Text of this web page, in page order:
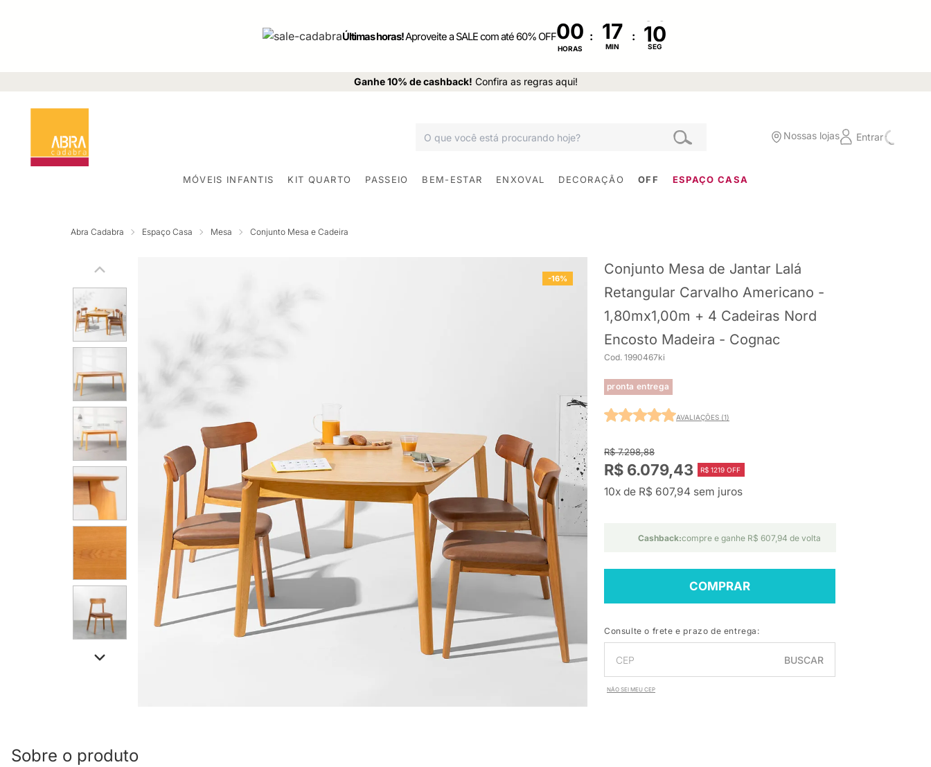
Últimas horas!Aproveite a SALE com até 60% OFF00
HORAS
:
MIN
:
SEG
Ganhe 10% de cashback! Confira as regras aqui!
Nossas lojas Entrar
MÓVEIS INFANTIS KIT QUARTO PASSEIO BEM-ESTAR ENXOVAL DECORAÇÃO OFF ESPAÇO CASA
Abra Cadabra Espaço Casa Mesa Conjunto Mesa e Cadeira
-16%
Conjunto Mesa de Jantar Lalá
Retangular Carvalho Americano -
1,80mx1,00m + 4 Cadeiras Nord
Encosto Madeira - Cognac
Cod. 1990467ki
pronta entrega
AVALIAÇÕES (1)
R$ 7.298,88
R$ 6.079,43 R$ 1219 OFF
10x de R$ 607,94 sem juros
Cashback:compre e ganhe R$ 607,94 de volta
COMPRAR
Consulte o frete e prazo de entrega:
BUSCAR
NÃO SEI MEU CEP
Sobre o produto